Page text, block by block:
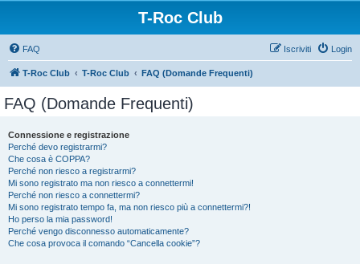
T-Roc Club
FAQ Login
Iscriviti
T-Roc Club T-Roc Club FAQ (Domande Frequenti)
FAQ (Domande Frequenti)
Connessione e registrazione
Perché devo registrarmi?
Che cosa è COPPA?
Perché non riesco a registrarmi?
Mi sono registrato ma non riesco a connettermi!
Perché non riesco a connettermi?
Mi sono registrato tempo fa, ma non riesco più a connettermi?!
Ho perso la mia password!
Perché vengo disconnesso automaticamente?
Che cosa provoca il comando “Cancella cookie”?